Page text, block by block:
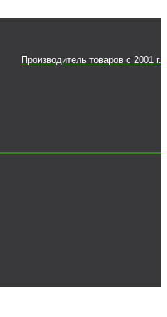
Производитель товаров c 2001 г.